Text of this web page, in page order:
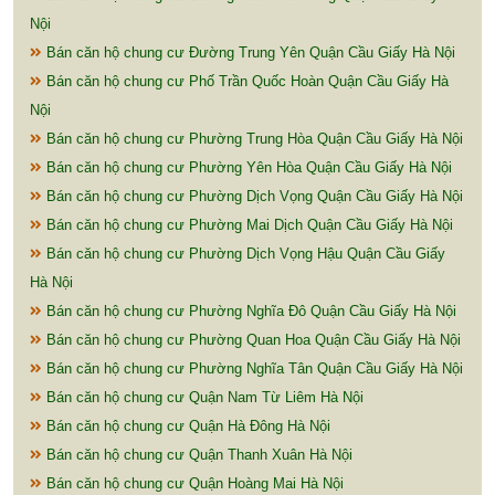
Nội
Bán căn hộ chung cư Đường Trung Yên Quận Cầu Giấy Hà Nội
Bán căn hộ chung cư Phố Trần Quốc Hoàn Quận Cầu Giấy Hà
Nội
Bán căn hộ chung cư Phường Trung Hòa Quận Cầu Giấy Hà Nội
Bán căn hộ chung cư Phường Yên Hòa Quận Cầu Giấy Hà Nội
Bán căn hộ chung cư Phường Dịch Vọng Quận Cầu Giấy Hà Nội
Bán căn hộ chung cư Phường Mai Dịch Quận Cầu Giấy Hà Nội
Bán căn hộ chung cư Phường Dịch Vọng Hậu Quận Cầu Giấy
Hà Nội
Bán căn hộ chung cư Phường Nghĩa Đô Quận Cầu Giấy Hà Nội
Bán căn hộ chung cư Phường Quan Hoa Quận Cầu Giấy Hà Nội
Bán căn hộ chung cư Phường Nghĩa Tân Quận Cầu Giấy Hà Nội
Bán căn hộ chung cư Quận Nam Từ Liêm Hà Nội
Bán căn hộ chung cư Quận Hà Đông Hà Nội
Bán căn hộ chung cư Quận Thanh Xuân Hà Nội
Bán căn hộ chung cư Quận Hoàng Mai Hà Nội